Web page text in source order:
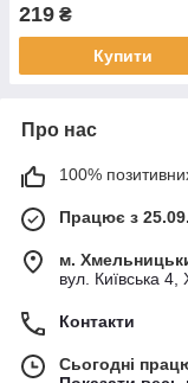
219 ₴
Купити
Про нас
100%
Працює з
м.
вул. Київська
Контакти
Сьогодні